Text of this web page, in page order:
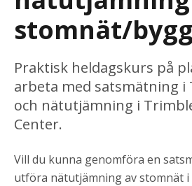
stomnät/
Praktisk heldagskurs på
arbeta med satsmätning i
och nätutjämning i
Center.
Vill du kunna genomföra en
utföra nätutjämning av stomnät i